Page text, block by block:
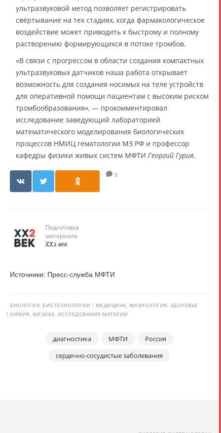
ультразвуковой метод позволяет регистрировать
свёртывание на тех стадиях, когда фармакологическое
воздействие может приводить к быстрому и полному
растворению формирующихся в потоке тромбов.
«В связи с прогрессом в области создания компактных
ультразвуковых датчиков наша работа открывает
возможность для создания носимых на теле устройств
для оперативной помощи пациентам с высоким риском
тромбообразования», — прокомментировал
исследование заведующий лабораторией
математического моделирования биологических
процессов НМИЦ гематологии МЗ РФ и профессор
кафедры физики живых систем МФТИ Георгий Гурия.
0
Подготовка
материала
XX2 век
Источники: Пресс-служба МФТИ
БИОЛОГИЯ, БИОТЕХНОЛОГИИ
МЕДИЦИНА, ФИЗИОЛОГИЯ, ЗДОРОВЬЕ
ХИМИЯ, ФИЗИКА, ИССЛЕДОВАНИЯ МАТЕРИИ
диагностика МФТИ
Россия
сердечно-сосудистые заболевания